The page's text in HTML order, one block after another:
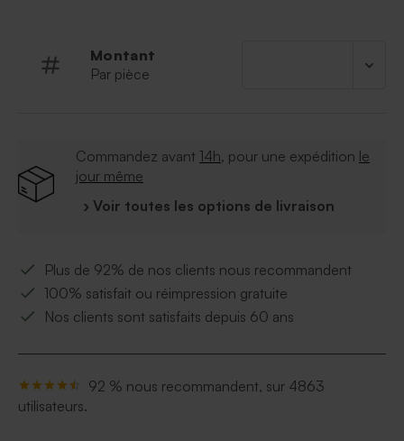
Montant
Par pièce
Commandez avant 14h, pour une expédition le
jour même
› Voir toutes les options de livraison
Plus de 92% de nos clients nous recommandent
100% satisfait ou réimpression gratuite
Nos clients sont satisfaits depuis 60 ans
92 % nous recommandent, sur 4863
utilisateurs.